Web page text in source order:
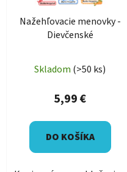
Nažehľovacie menovky -
Dievčenské
Skladom (>50 ks)
5,99 €
DO KOŠÍKA